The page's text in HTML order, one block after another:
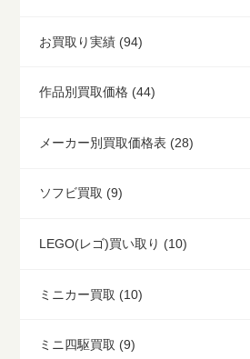
お買取り実績 (94)
作品別買取価格 (44)
メーカー別買取価格表 (28)
ソフビ買取 (9)
LEGO(レゴ)買い取り (10)
ミニカー買取 (10)
ミニ四駆買取 (9)